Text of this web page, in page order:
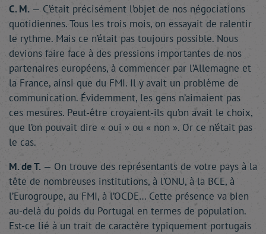
C. M. — C’était précisément l’objet de nos négociations
quotidiennes. Tous les trois mois, on essayait de ralentir
le rythme. Mais ce n’était pas toujours possible. Nous
devions faire face à des pressions importantes de nos
partenaires européens, à commencer par l’Allemagne et
la France, ainsi que du FMI. Il y avait un problème de
communication. Évidemment, les gens n’aimaient pas
ces mesures. Peut-être croyaient-ils qu’on avait le choix,
que l’on pouvait dire « oui » ou « non ». Or ce n’était pas
le cas.
M. de T. — On trouve des représentants de votre pays à la
tête de nombreuses institutions, à l’ONU, à la BCE, à
l’Eurogroupe, au FMI, à l’OCDE… Cette présence va bien
au-delà du poids du Portugal en termes de population.
Est-ce lié à un trait de caractère typiquement portugais